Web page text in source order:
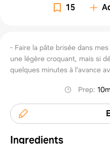
15
- Faire la pâte brisée dans
une légère croquant, mais si
quelques minutes à l’avance
Prep:
Ingredients